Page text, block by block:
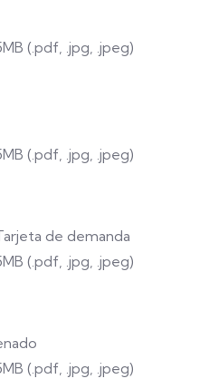
(.pdf, .jpg, .jpeg)
(.pdf, .jpg, .jpeg)
de demanda
(.pdf, .jpg, .jpeg)
(.pdf, .jpg, .jpeg)